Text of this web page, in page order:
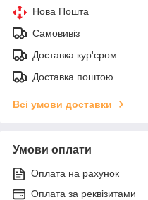
Нова Пошта
Самовивіз
Доставка кур'єром
Доставка поштою
Всі умови доставки
Умови оплати
Оплата на рахунок
Оплата за реквізитами